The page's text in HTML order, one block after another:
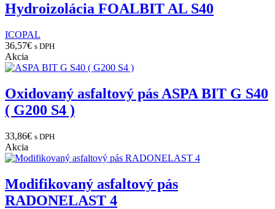
Hydroizolácia FOALBIT AL S40
ICOPAL
36,57€ s DPH
Akcia
Oxidovaný asfaltový pás ASPA BIT G S40
( G200 S4 )
33,86€ s DPH
Akcia
Modifikovaný asfaltový pás
RADONELAST 4